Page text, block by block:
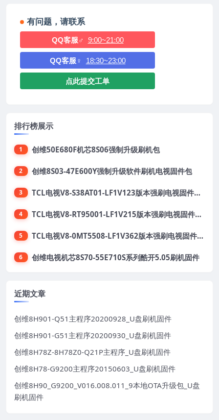
有问题，请联系
QQ客服♂ 9:00~21:00
QQ客服♀ 18:30~23:00
点此提交工单
排行榜展示
1 创维50E680F机芯8S06强制升级刷机包
2 创维8S03-47E600Y强制升级软件刷机电视固件包
3 TCL电视V8-S38AT01-LF1V123版本强刷电视固件包下载
4 TCL电视V8-RT95001-LF1V215版本强刷电视固件包下载
5 TCL电视V8-0MT5508-LF1V362版本强刷电视固件包下载
6 创维电视机芯8S70-55E710S系列酷开5.05刷机固件
近期文章
创维8H901-Q51主程序20200928_U盘刷机固件
创维8H901-G51主程序20200930_U盘刷机固件
创维8H78Z-8H78Z0-Q21P主程序_U盘刷机固件
创维8H78-G9200主程序20150603_U盘刷机固件
创维8H90_G9200_V016.008.011_9本地OTA升级包_U盘
刷机固件